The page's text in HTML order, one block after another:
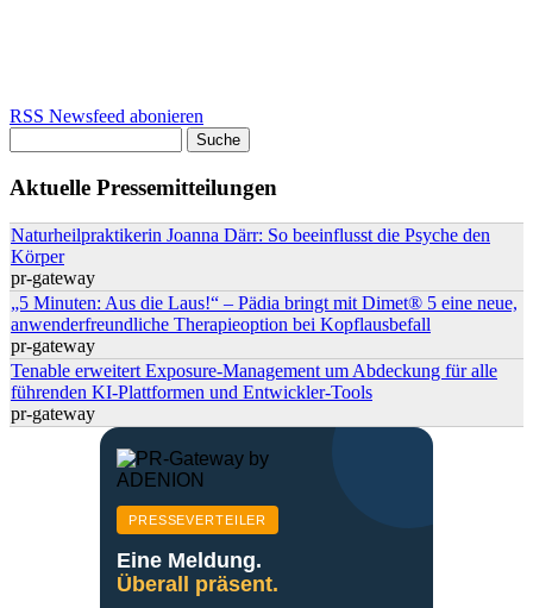
RSS Newsfeed abonieren
Aktuelle Pressemitteilungen
Naturheilpraktikerin Joanna Därr: So beeinflusst die Psyche den
Körper
pr-gateway
„5 Minuten: Aus die Laus!“ – Pädia bringt mit Dimet® 5 eine neue,
anwenderfreundliche Therapieoption bei Kopflausbefall
pr-gateway
Tenable erweitert Exposure-Management um Abdeckung für alle
führenden KI-Plattformen und Entwickler-Tools
pr-gateway
PRESSEVERTEILER
Eine Meldung.
Überall präsent.